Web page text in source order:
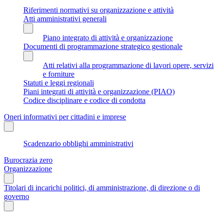
Riferimenti normativi su organizzazione e attività
Atti amministrativi generali
Piano integrato di attività e organizzazione
Documenti di programmazione strategico gestionale
Atti relativi alla programmazione di lavori opere, servizi
e forniture
Statuti e leggi regionali
Piani integrati di attività e organizzazione (PIAO)
Codice disciplinare e codice di condotta
Oneri informativi per cittadini e imprese
Scadenzario obblighi amministrativi
Burocrazia zero
Organizzazione
Titolari di incarichi politici, di amministrazione, di direzione o di
governo